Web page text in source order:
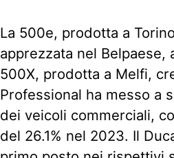
La 500e, prodotta a
apprezzata nel
500X, prodotta a Melfi,
Professional ha messo a
dei veicoli commerciali,
del 26.1% nel 2023. Il